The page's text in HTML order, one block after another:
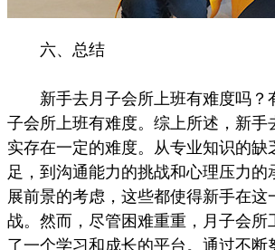
六、总结
新手去月子会所上班有难度吗？
子会所上班有难度。综上所述，新手
实存在一定的难度。从专业知识的缺
足，到沟通能力的挑战和心理压力的
展前景的考虑，这些都使得新手在这
战。然而，尽管困难重重，月子会所
了一个学习和成长的平台。通过不断